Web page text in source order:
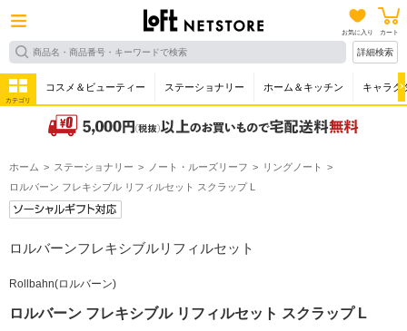
お気に入り カート
詳細検索
カテゴリ
コスメ＆ビューティー ステーショナリー ホーム＆キッチン キャラク
ホーム ステーショナリー ノート・ルーズリーフ
リングノート
ロルバーン フレキシブル リフィルセット スクラップ L
ロルバーンフレキシブルリフィルセット
Rollbahn(ロルバーン)
ロルバーン フレキシブル リフィルセット スクラップ L